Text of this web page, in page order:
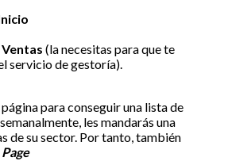
(la necesitas para que te
servicio de gestoría).
para conseguir una lista de
les mandarás una
de su sector. Por tanto, también